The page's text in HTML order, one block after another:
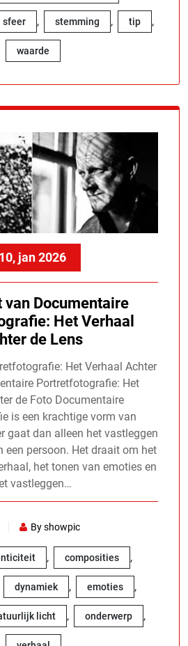
sfeer , stemming , tip ,
waarde
10, jan 2026
van Documentaire
Het Verhaal
de Lens
Het Verhaal Achter
Portretfotografie: Het
de Foto Documentaire
is een krachtige vorm van
gaat dan alleen het vastleggen
een persoon. Het draait om het
het tonen van emoties en
vastleggen…
By showpic
, composities ,
dynamiek , emoties ,
licht , onderwerp ,